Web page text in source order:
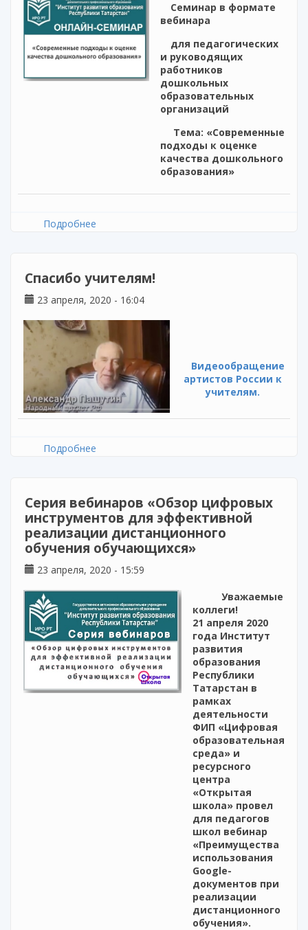
Cеминар в формате
вебинара
для педагогических
и руководящих
работников
дошкольных
образовательных
организаций
Тема: «Современные
подходы к оценке
качества дошкольного
образования»
Подробнее
Спасибо учителям!
23 апреля, 2020 - 16:04
Видеообращение
артистов России к
учителям.
Подробнее
Серия вебинаров «Обзор цифровых
инструментов для эффективной
реализации дистанционного
обучения обучающихся»
23 апреля, 2020 - 15:59
Уважаемые
коллеги!
21 апреля 2020
года Институт
развития
образования
Республики
Татарстан в
рамках
деятельности
ФИП «Цифровая
образовательная
среда» и
ресурсного
центра
«Открытая
школа» провел
для педагогов
школ вебинар
«Преимущества
использования
Google-
документов при
реализации
дистанционного
обучения».